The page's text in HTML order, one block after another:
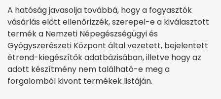
A hatóság javasolja továbbá, hogy a fogyasztók
vásárlás előtt ellenőrizzék, szerepel-e a kiválasztott
termék a Nemzeti Népegészségügyi és
Gyógyszerészeti Központ által vezetett, bejelentett
étrend-kiegészítők adatbázisában, illetve hogy az
adott készítmény nem található-e meg a
forgalomból kivont termékek listáján.